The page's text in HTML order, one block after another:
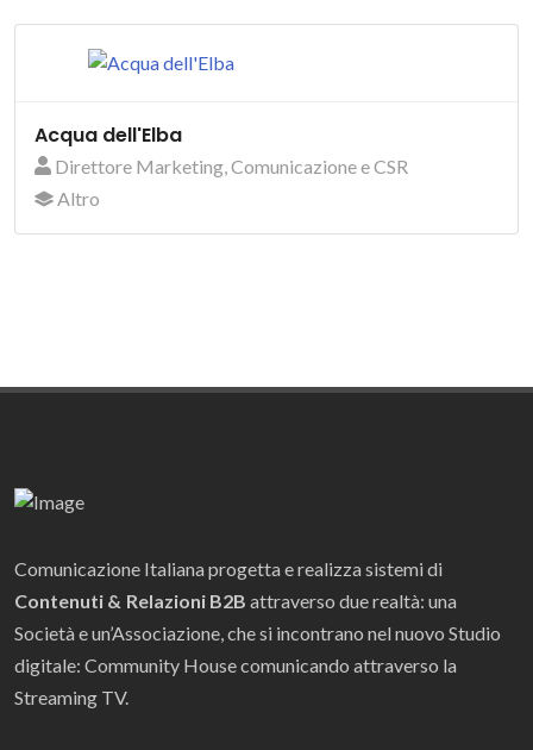
Acqua dell'Elba
Direttore Marketing, Comunicazione e CSR
Altro
Comunicazione Italiana progetta e realizza sistemi di
Contenuti & Relazioni B2B attraverso due realtà: una
Società e un’Associazione, che si incontrano nel nuovo Studio
digitale: Community House comunicando attraverso la
Streaming TV.